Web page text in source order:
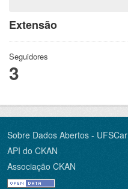
Extensão
Seguidores
3
Sobre Dados Abertos - UFSCar
API do CKAN
Associação CKAN